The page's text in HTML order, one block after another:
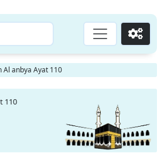
Go
Al anbya Ayat 110
110